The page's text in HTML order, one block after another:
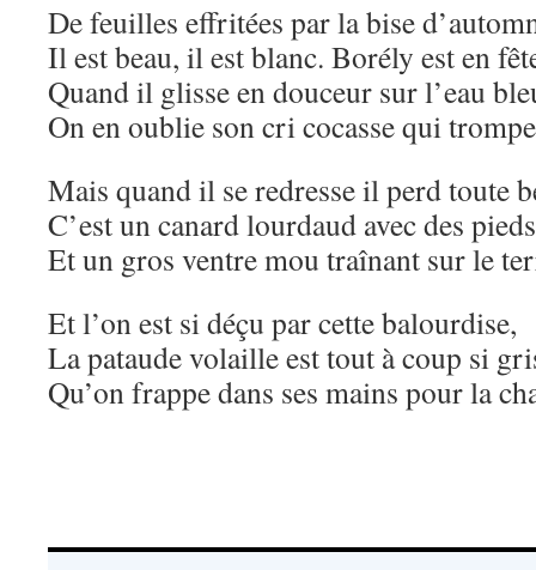
De feuilles effritées par la bise
Il est beau, il est blanc. Borély est en
Quand il glisse en douceur sur l’eau
On en oublie son cri cocasse qui
Mais quand il se redresse il perd toute
C’est un canard lourdaud avec des
Et un gros ventre mou traînant sur le
Et l’on est si déçu par cette balourdise,
La pataude volaille est tout à coup si
Qu’on frappe dans ses mains pour la